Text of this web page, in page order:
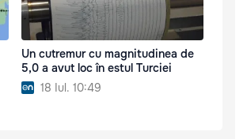
Un cutremur cu magnitudinea de
5,0 a avut loc în estul Turciei
18 Iul. 10:49